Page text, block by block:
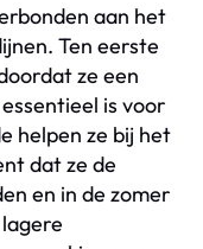
aan het
Ten eerste
ze een
is voor
helpen ze bij het
dat ze de
en in de zomer